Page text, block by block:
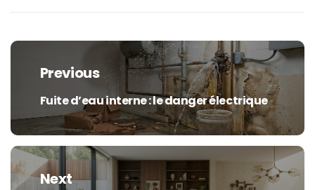
Navigation
l’article
Previous
Previous
post:
Fuite d’eau interne : le danger électrique
Next